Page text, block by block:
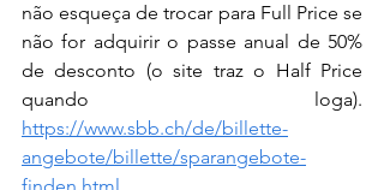
não esqueça de trocar para Full Price se
não for adquirir o passe anual de 50%
de desconto (o site traz o Half Price
https://www.sbb.ch/de/billette-
angebote/billette/sparangebote-